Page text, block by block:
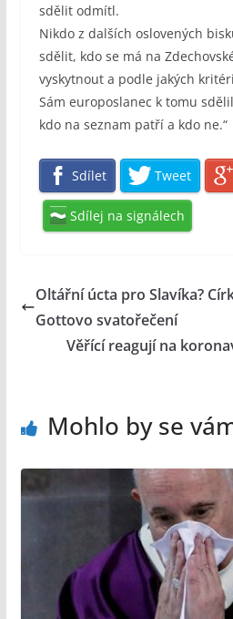
sdělit odmítl.
Nikdo z dalších oslovených
sdělit, kdo se má na
vyskytnout a podle jakých
Sám europoslanec k tomu
kdo na seznam patří a kdo ne.“
Sdílet Tweet
Sdílej na signálech
Oltářní úcta pro Slavíka?
Gottovo svatořečení
Věřící reagují na
Mohlo by se